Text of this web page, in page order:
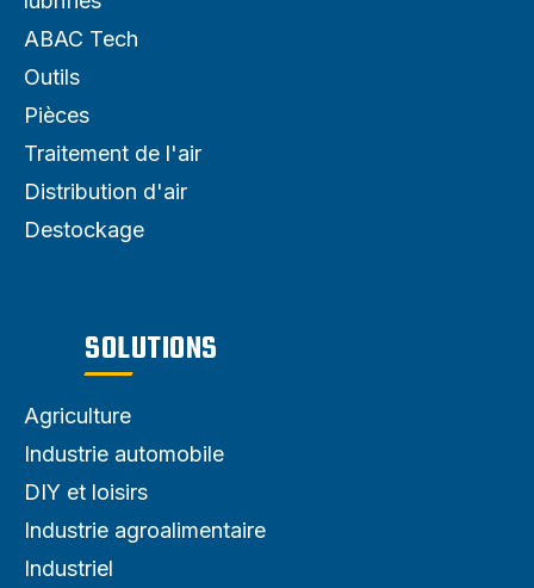
ABAC Tech
Outils
Pièces
Traitement de l'air
Distribution d'air
Destockage
SOLUTIONS
Agriculture
Industrie automobile
DIY et loisirs
Industrie agroalimentaire
Industriel